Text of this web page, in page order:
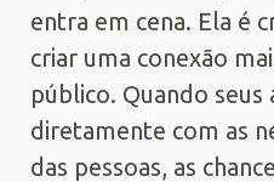
entra em cena. Ela é
criar uma conexão
público. Quando seus
diretamente com as
das pessoas, as